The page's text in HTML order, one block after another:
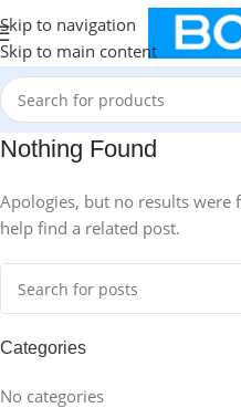
Skip to navigation
Skip to main content
Nothing Found
Apologies, but no results were
help find a related post.
Categories
No categories